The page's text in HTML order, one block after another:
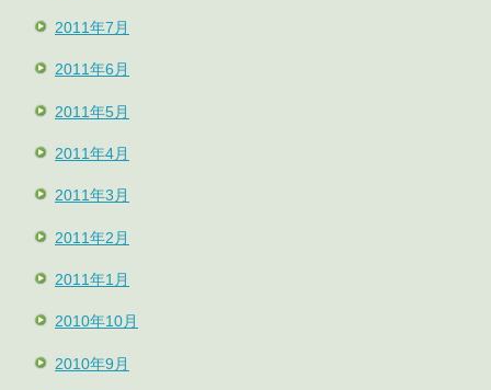
2011年7月
2011年6月
2011年5月
2011年4月
2011年3月
2011年2月
2011年1月
2010年10月
2010年9月